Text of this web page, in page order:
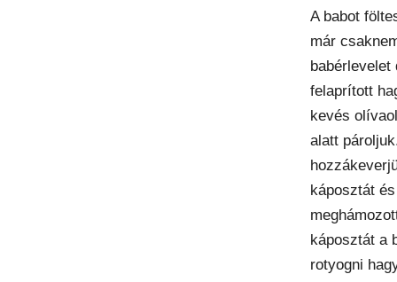
A babot
már
babérlevelet
felaprított
kevés
alatt
káposztát
káposztát a
rotyogni